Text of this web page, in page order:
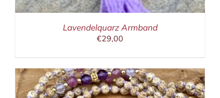
Lavendelquarz Armband
€29,00